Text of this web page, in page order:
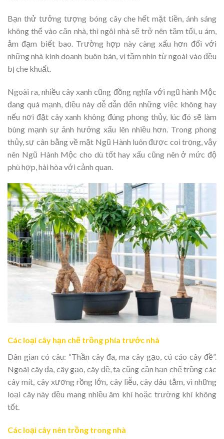
Bạn thử tưởng tượng bóng cây che hết mặt tiền, ánh sáng
không thể vào căn nhà, thì ngôi nhà sẽ trở nên tăm tối, u ám,
ảm đạm biết bao. Trường hợp này càng xấu hơn đối với
những nhà kinh doanh buôn bán, vì tầm nhìn từ ngoài vào đều
bị che khuất.
Ngoài ra, nhiều cây xanh cũng đồng nghĩa với ngũ hành Mộc
đang quá mạnh, điều này dễ dẫn đến những việc không hay
nếu nơi đặt cây xanh không đúng phong thủy, lúc đó sẽ làm
bùng mạnh sự ảnh hưởng xấu lên nhiều hơn. Trong phong
thủy, sự cân bằng về mặt Ngũ Hành luôn được coi trọng, vậy
nên Ngũ Hành Mộc cho dù tốt hay xấu cũng nên ở mức độ
phù hợp, hài hòa với cảnh quan.
Các loại cây hạn chế trồng phía trước nhà
Dân gian có câu: “Thần cây đa, ma cây gạo, cú cáo cây đề”.
Ngoài cây đa, cây gạo, cây đề, ta cũng cần hạn chế trồng các
cây mít, cây xương rồng lớn, cây liễu, cây dâu tằm, vì những
loại cây này đều mang nhiều âm khí hoặc trường khí không
tốt.
Các loại cây nên trồng trong nhà